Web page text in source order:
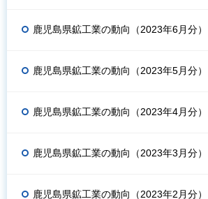
鹿児島県鉱工業の動向（2023年6月分）
鹿児島県鉱工業の動向（2023年5月分）
鹿児島県鉱工業の動向（2023年4月分）
鹿児島県鉱工業の動向（2023年3月分）
鹿児島県鉱工業の動向（2023年2月分）